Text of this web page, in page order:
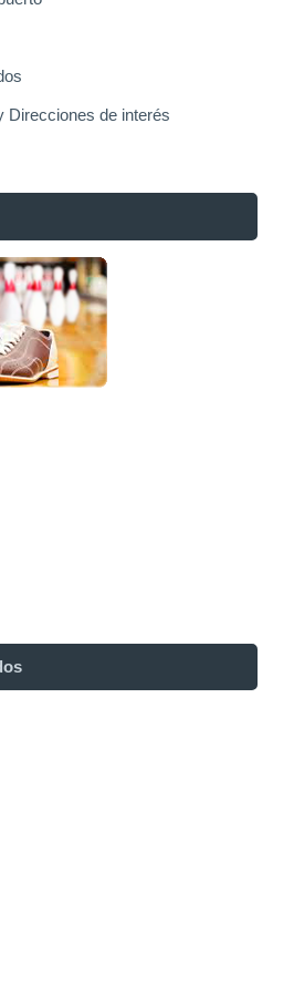
Direcciones de interés